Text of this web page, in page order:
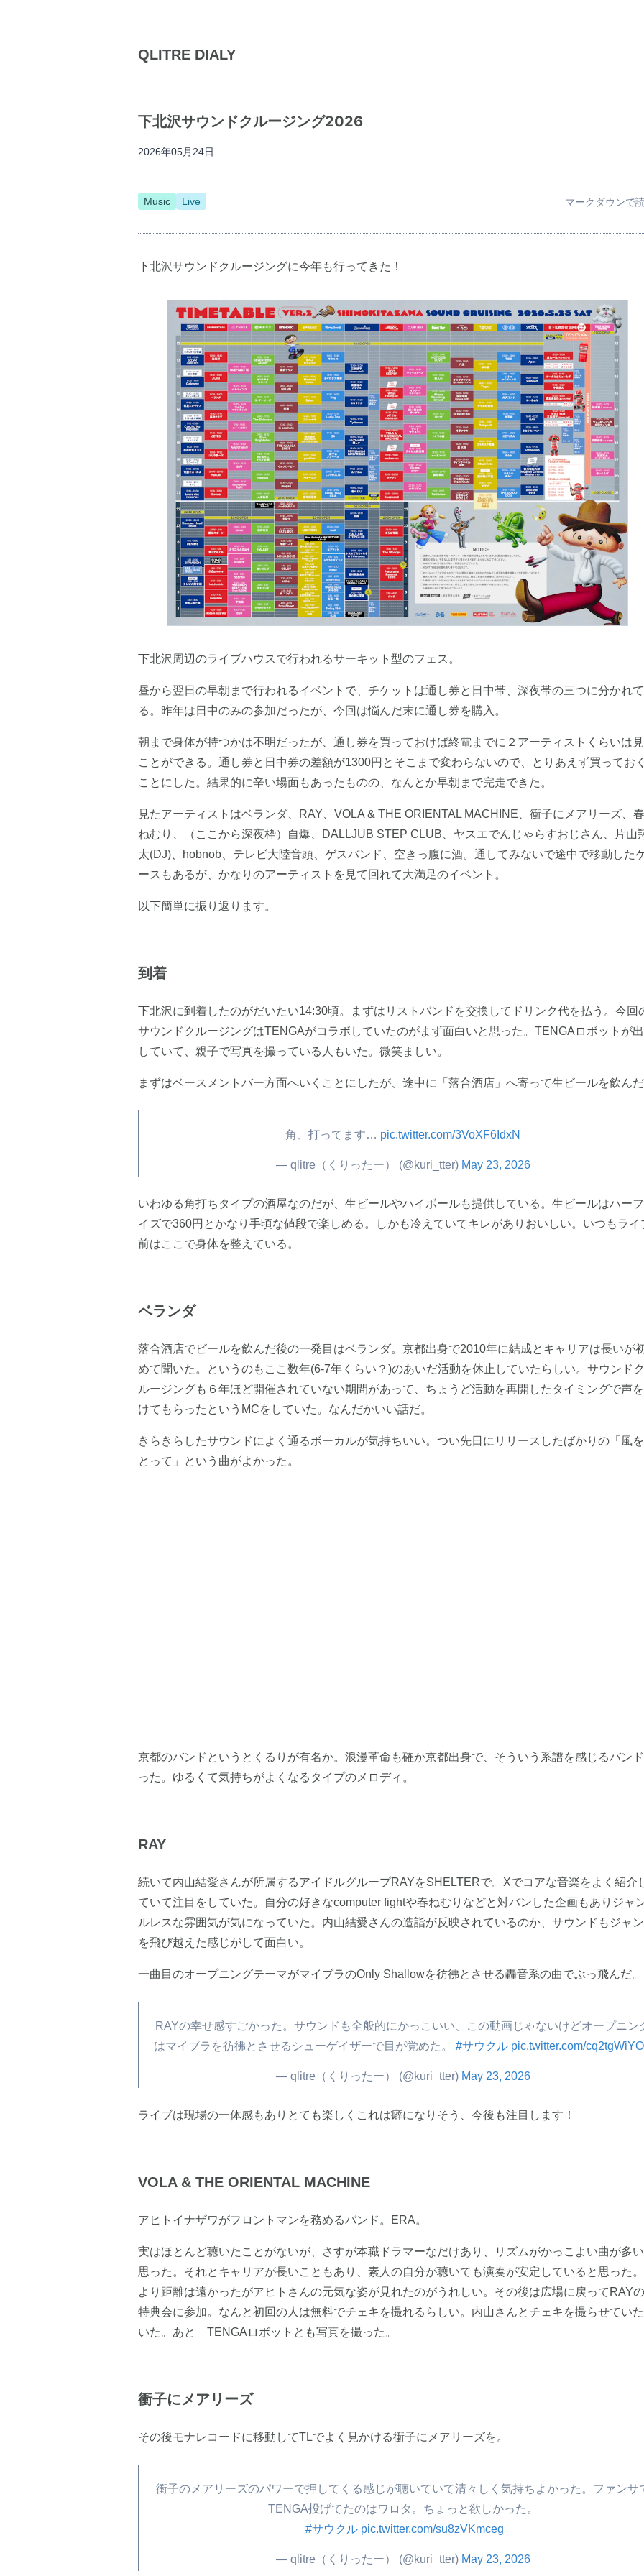
QLITRE DIALY
下北沢サウンドクルージング2026
2026年05月24日
Music Live マークダウンで
下北沢サウンドクルージングに今年も行ってきた！
下北沢周辺のライブハウスで行われるサーキット型のフェス。
昼から翌日の早朝まで行われるイベントで、チケットは通し券と日中帯、深夜帯の三つに分かれ
る。昨年は日中のみの参加だったが、今回は悩んだ末に通し券を購入。
朝まで身体が持つかは不明だったが、通し券を買っておけば終電までに２アーティストくらいは
ことができる。通し券と日中券の差額が1300円とそこまで変わらないので、とりあえず買っておく
ことにした。結果的に辛い場面もあったものの、なんとか早朝まで完走できた。
見たアーティストはベランダ、RAY、VOLA & THE ORIENTAL MACHINE、衝子にメアリーズ、春
ねむり、（ここから深夜枠）自爆、DALLJUB STEP CLUB、ヤスエでんじゃらすおじさん、片山
太(DJ)、hobnob、テレビ大陸音頭、ゲスバンド、空きっ腹に酒。通してみないで途中で移動した
ースもあるが、かなりのアーティストを見て回れて大満足のイベント。
以下簡単に振り返ります。
到着
下北沢に到着したのがだいたい14:30頃。まずはリストバンドを交換してドリンク代を払う。今回
サウンドクルージングはTENGAがコラボしていたのがまず面白いと思った。TENGAロボットが
していて、親子で写真を撮っている人もいた。微笑ましい。
まずはベースメントバー方面へいくことにしたが、途中に「落合酒店」へ寄って生ビールを飲んだ
角、打ってます… pic.twitter.com/3VoXF6IdxN
— qlitre（くりったー） (@kuri_tter) May 23, 2026
いわゆる角打ちタイプの酒屋なのだが、生ビールやハイボールも提供している。生ビールはハー
イズで360円とかなり手頃な値段で楽しめる。しかも冷えていてキレがありおいしい。いつもライ
前はここで身体を整えている。
ベランダ
落合酒店でビールを飲んだ後の一発目はベランダ。京都出身で2010年に結成とキャリアは長いが
めて聞いた。というのもここ数年(6-7年くらい？)のあいだ活動を休止していたらしい。サウンドク
ルージングも６年ほど開催されていない期間があって、ちょうど活動を再開したタイミングで声
けてもらったというMCをしていた。なんだかいい話だ。
きらきらしたサウンドによく通るボーカルが気持ちいい。つい先日にリリースしたばかりの「風を
とって」という曲がよかった。
京都のバンドというとくるりが有名か。浪漫革命も確か京都出身で、そういう系譜を感じるバン
った。ゆるくて気持ちがよくなるタイプのメロディ。
RAY
続いて内山結愛さんが所属するアイドルグループRAYをSHELTERで。Xでコアな音楽をよく紹介
ていて注目をしていた。自分の好きなcomputer fightや春ねむりなどと対バンした企画もありジャ
ルレスな雰囲気が気になっていた。内山結愛さんの造詣が反映されているのか、サウンドもジャ
を飛び越えた感じがして面白い。
一曲目のオープニングテーマがマイブラのOnly Shallowを彷彿とさせる轟音系の曲でぶっ飛んだ。
RAYの幸せ感すごかった。サウンドも全般的にかっこいい、この動画じゃないけどオープニン
はマイブラを彷彿とさせるシューゲイザーで目が覚めた。 #サウクル pic.twitter.com/
— qlitre（くりったー） (@kuri_tter) May 23, 2026
ライブは現場の一体感もありとても楽しくこれは癖になりそう、今後も注目します！
VOLA & THE ORIENTAL MACHINE
アヒトイナザワがフロントマンを務めるバンド。ERA。
実はほとんど聴いたことがないが、さすが本職ドラマーなだけあり、リズムがかっこよい曲が多い
思った。それとキャリアが長いこともあり、素人の自分が聴いても演奏が安定していると思った
より距離は遠かったがアヒトさんの元気な姿が見れたのがうれしい。その後は広場に戻ってRAYの
特典会に参加。なんと初回の人は無料でチェキを撮れるらしい。内山さんとチェキを撮らせてい
いた。あと　TENGAロボットとも写真を撮った。
衝子にメアリーズ
その後モナレコードに移動してTLでよく見かける衝子にメアリーズを。
衝子のメアリーズのパワーで押してくる感じが聴いていて清々しく気持ちよかった。ファンサ
TENGA投げてたのはワロタ。ちょっと欲しかった。
#サウクル pic.twitter.com/su8zVKmceg
— qlitre（くりったー） (@kuri_tter) May 23, 2026